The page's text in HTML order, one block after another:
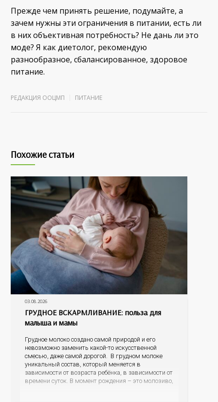
Прежде чем принять решение, подумайте, а
зачем нужны эти ограничения в питании, есть ли
в них объективная потребность? Не дань ли это
моде? Я как диетолог, рекомендую
разнообразное, сбалансированное, здоровое
питание.
РЕДАКЦИЯ ООЦМП ПИТАНИЕ
Похожие статьи
03.08.2026
ГРУДНОЕ ВСКАРМЛИВАНИЕ: польза для
малыша и мамы
Грудное молоко создано самой природой и его
невозможно заменить какой-то искусственной
смесью, даже самой дорогой. В грудном молоке
уникальный состав, который меняется в
зависимости от возраста ребёнка, в зависимости от
времени суток. В момент рождения – это молозиво,